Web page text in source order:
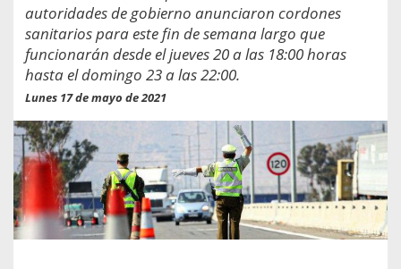
autoridades de gobierno anunciaron cordones
sanitarios para este fin de semana largo que
funcionarán desde el jueves 20 a las 18:00 horas
hasta el domingo 23 a las 22:00.
Lunes 17 de mayo de 2021